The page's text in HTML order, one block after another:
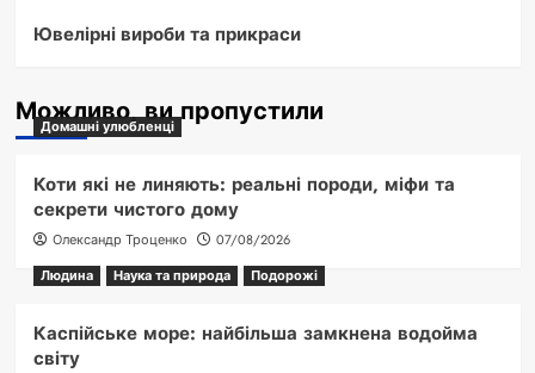
Ювелірні вироби та прикраси
Можливо, ви пропустили
Домашні улюбленці
Коти які не линяють: реальні породи, міфи та
секрети чистого дому
Олександр Троценко
07/08/2026
Людина
Наука та природа Подорожі
Каспійське море: найбільша замкнена водойма
світу